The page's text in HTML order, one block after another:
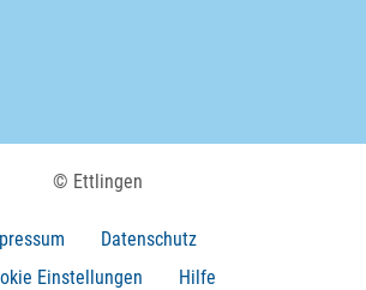
© Ettlingen
Datenschutz
Einstellungen
Hilfe